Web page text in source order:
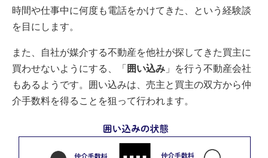
時間や仕事中に何度も電話をかけてきた、という経験談
を目にします。
また、自社が媒介する不動産を他社が探してきた買主に
買わせないようにする、「 囲い込み 」を行う不動産会社
もあるようです。囲い込みは、売主と買主の双方から仲
介手数料を得ることを狙って行われます。